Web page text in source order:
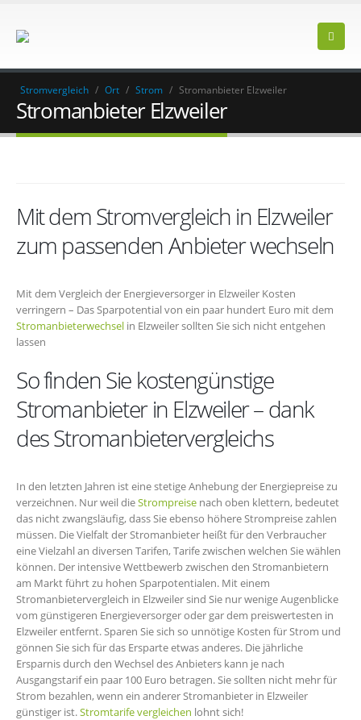
Stromvergleich / Ort / Strom / Stromanbieter Elzweiler
Stromanbieter Elzweiler
Mit dem Stromvergleich in Elzweiler
zum passenden Anbieter wechseln
Mit dem Vergleich der Energieversorger in Elzweiler Kosten
verringern – Das Sparpotential von ein paar hundert Euro mit dem
Stromanbieterwechsel in Elzweiler sollten Sie sich nicht entgehen
lassen
So finden Sie kostengünstige
Stromanbieter in Elzweiler – dank
des Stromanbietervergleichs
In den letzten Jahren ist eine stetige Anhebung der Energiepreise zu
verzeichnen. Nur weil dieStrompreise nach oben klettern, bedeutet
das nicht zwangsläufig, dass Sie ebenso höhere Strompreise zahlen
müssen. Die Vielfalt der Stromanbieter heißt für den Verbraucher
eine Vielzahl an diversen Tarifen, Tarife zwischen welchen Sie wählen
können. Der intensive Wettbewerb zwischen den Stromanbietern
am Markt führt zu hohen Sparpotentialen. Mit einem
Stromanbietervergleich in Elzweiler sind Sie nur wenige Augenblicke
vom günstigeren Energieversorger oder gar dem preiswertesten in
Elzweiler entfernt. Sparen Sie sich so unnötige Kosten für Strom und
gönnen Sie sich für das Ersparte etwas anderes. Die jährliche
Ersparnis durch den Wechsel des Anbieters kann je nach
Ausgangstarif ein paar 100 Euro betragen. Sie sollten nicht mehr für
Strom bezahlen, wenn ein anderer Stromanbieter in Elzweiler
günstiger ist.Stromtarife vergleichen lohnt sich!